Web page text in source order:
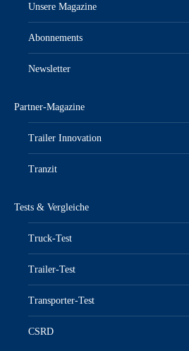
Unsere Magazine
Abonnements
Newsletter
Partner-Magazine
Trailer Innovation
Tranzit
Tests & Vergleiche
Truck-Test
Trailer-Test
Transporter-Test
CSRD